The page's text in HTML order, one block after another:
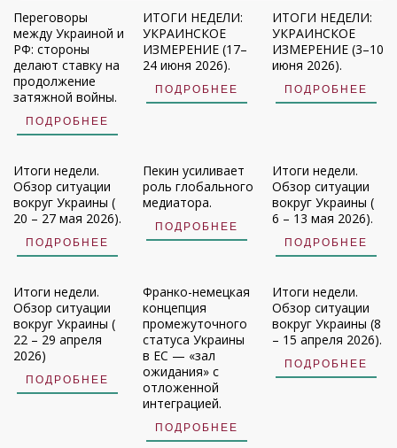
Переговоры
между Украиной и
РФ: стороны
делают ставку на
продолжение
затяжной войны.
ПОДРОБНЕЕ
ИТОГИ НЕДЕЛИ:
УКРАИНСКОЕ
ИЗМЕРЕНИЕ (17–
24 июня 2026).
ПОДРОБНЕЕ
ИТОГИ НЕДЕЛИ:
УКРАИНСКОЕ
ИЗМЕРЕНИЕ (3–10
июня 2026).
ПОДРОБНЕЕ
Итоги недели.
Обзор ситуации
вокруг Украины (
20 – 27 мая 2026).
ПОДРОБНЕЕ
Пекин усиливает
роль глобального
медиатора.
ПОДРОБНЕЕ
Итоги недели.
Обзор ситуации
вокруг Украины (
6 – 13 мая 2026).
ПОДРОБНЕЕ
Итоги недели.
Обзор ситуации
вокруг Украины (
22 – 29 апреля
2026)
ПОДРОБНЕЕ
Франко-немецкая
концепция
промежуточного
статуса Украины
в ЕС — «зал
ожидания» с
отложенной
интеграцией.
ПОДРОБНЕЕ
Итоги недели.
Обзор ситуации
вокруг Украины (8
– 15 апреля 2026).
ПОДРОБНЕЕ